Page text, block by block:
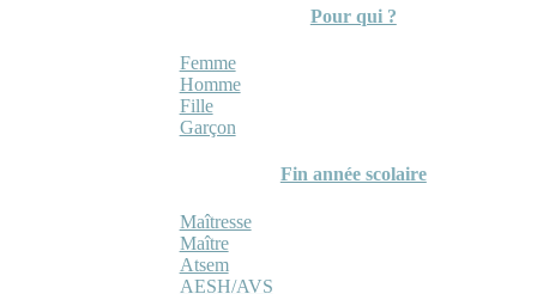
Pour qui ?
Femme
Homme
Fille
Garçon
Fin année scolaire
Maîtresse
Maître
Atsem
AESH/AVS